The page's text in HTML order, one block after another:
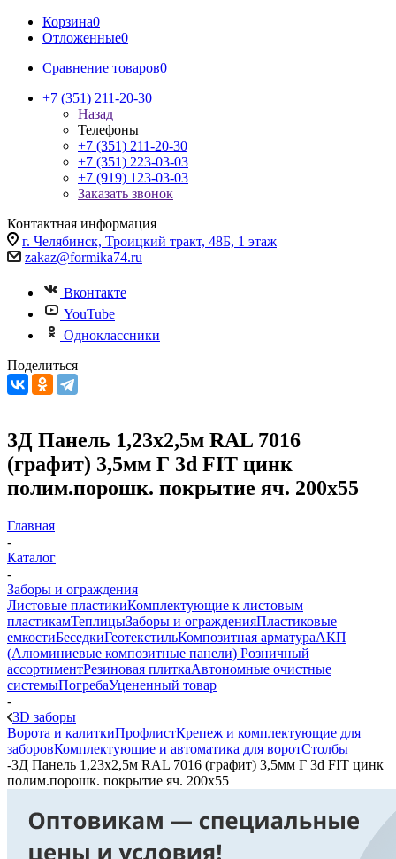
Корзина0
Отложенные0
Сравнение товаров0
+7 (351) 211-20-30
Назад
Телефоны
+7 (351) 211-20-30
+7 (351) 223-03-03
+7 (919) 123-03-03
Заказать звонок
Контактная информация
г. Челябинск, Троицкий тракт, 48Б, 1 этаж
zakaz@formika74.ru
Вконтакте
YouTube
Одноклассники
Поделиться
3Д Панель 1,23х2,5м RAL 7016
(графит) 3,5мм Г 3d FIT цинк
полим.порошк. покрытие яч. 200х55
Главная
-
Каталог
-
Заборы и ограждения
Листовые пластикиКомплектующие к листовым
пластикамТеплицыЗаборы и огражденияПластиковые
емкостиБеседкиГеотекстильКомпозитная арматураАКП
(Алюминиевые композитные панели) Розничный
ассортиментРезиновая плиткаАвтономные очистные
системыПогребаУцененный товар
-
3D заборы
Ворота и калиткиПрофлистКрепеж и комплектующие для
заборовКомплектующие и автоматика для воротСтолбы
-3Д Панель 1,23х2,5м RAL 7016 (графит) 3,5мм Г 3d FIT цинк
полим.порошк. покрытие яч. 200х55